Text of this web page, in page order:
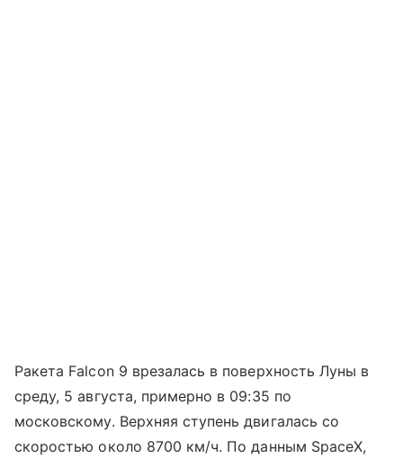
Ракета Falcon 9 врезалась в поверхность Луны в
среду, 5 августа, примерно в 09:35 по
московскому. Верхняя ступень двигалась со
скоростью около 8700 км/ч. По данным SpaceX,